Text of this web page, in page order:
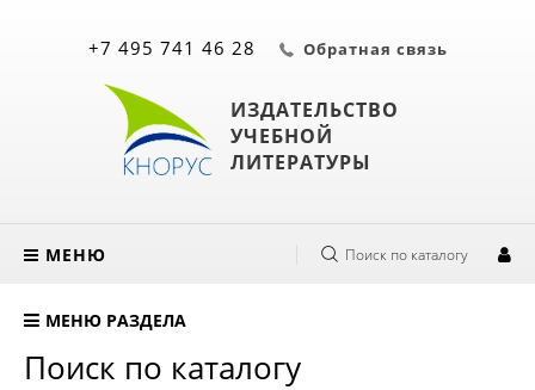
ИЗДАТЕЛЬСТВО
УЧЕБНОЙ
ЛИТЕРАТУРЫ
+7 495 741 46 28 Обратная связь
МЕНЮ Поиск по каталогу
МЕНЮ РАЗДЕЛА
Поиск по каталогу